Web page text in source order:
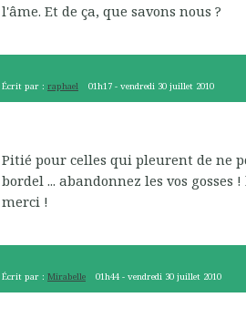
l'âme. Et de ça, que savons nous ?
Écrit par : raphael 01h17 -vendredi 30 juillet 2010
Pitié pour celles qui pleurent de ne
bordel ... abandonnez les vos gosses
merci !
Écrit par : Mirabelle 01h44 -vendredi 30 juillet 2010